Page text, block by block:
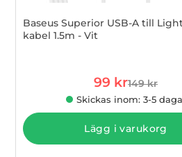
Baseus Superior USB-A till
kabel 1.5m - Vit
rea pris
99 krtidigare
149 kr
Skickas inom: 3-5
Lägg i varukorg